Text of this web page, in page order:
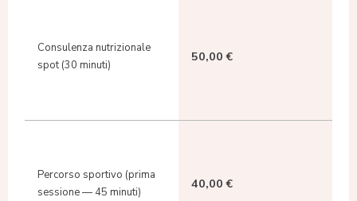
Consulenza nutrizionale
spot (30 minuti)
50,00 €
Percorso sportivo (prima
sessione — 45 minuti)
40,00 €